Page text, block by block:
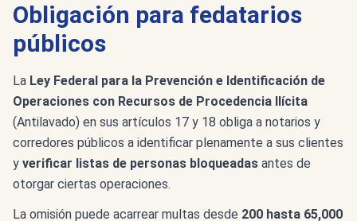
Obligación para fedatarios
públicos
La Ley Federal para la Prevención e Identificación de
Operaciones con Recursos de Procedencia Ilícita
(Antilavado) en sus artículos 17 y 18 obliga a notarios y
corredores públicos a identificar plenamente a sus clientes
y verificar listas de personas bloqueadas antes de
otorgar ciertas operaciones.
La omisión puede acarrear multas desde 200 hasta 65,000